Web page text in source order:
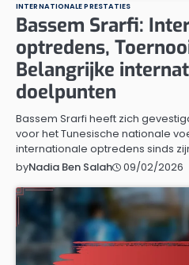
INTERNATIONALE PRESTATIES
Bassem Srarfi:
optredens,
Belangrijke
doelpunten
Bassem Srarfi heeft zich
voor het Tunesische nationale
internationale optredens sinds
byNadia Ben Salah 09/02/2026